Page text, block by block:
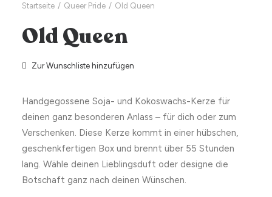
Thema
Nachfüllset
Kontakt
Startseite Queer Pride Old Queen
Old Queen
Zur Wunschliste hinzufügen
Handgegossene Soja- und Kokoswachs-Kerze für
deinen ganz besonderen Anlass – für dich oder zum
Verschenken. Diese Kerze kommt in einer hübschen,
geschenkfertigen Box und brennt über 55 Stunden
lang. Wähle deinen Lieblingsduft oder designe die
Botschaft ganz nach deinen Wünschen.